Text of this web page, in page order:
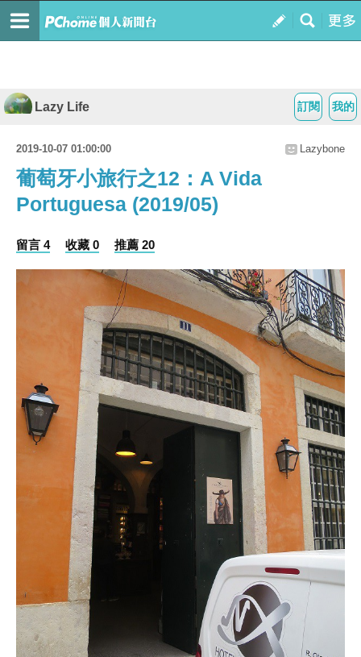
我的
訂閱
Lazy Life
2019-10-07 01:00:00 Lazybone
葡萄牙小旅行之12：A Vida
Portuguesa (2019/05)
留言 4 收藏 0 推薦 20